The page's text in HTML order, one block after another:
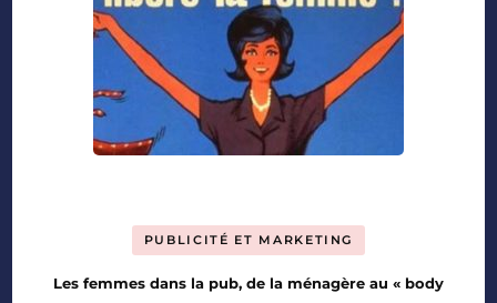
PUBLICITÉ ET MARKETING
Les femmes dans la pub, de la ménagère au « body